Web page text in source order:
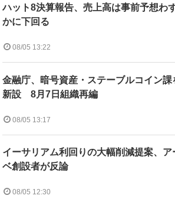
ハット8決算報告、売上高は事前予想わ
かに下回る
08/05 13:22
金融庁、暗号資産・ステーブルコイン課
新設 8月7日組織再編
08/05 13:17
イーサリアム利回りの大幅削減提案、ア
ベ創設者が反論
08/05 12:30